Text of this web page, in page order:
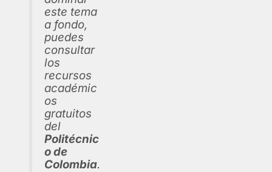
este tema
a fondo,
puedes
consultar
los
recursos
académic
os
gratuitos
del
Politécnic
o de
Colombia.